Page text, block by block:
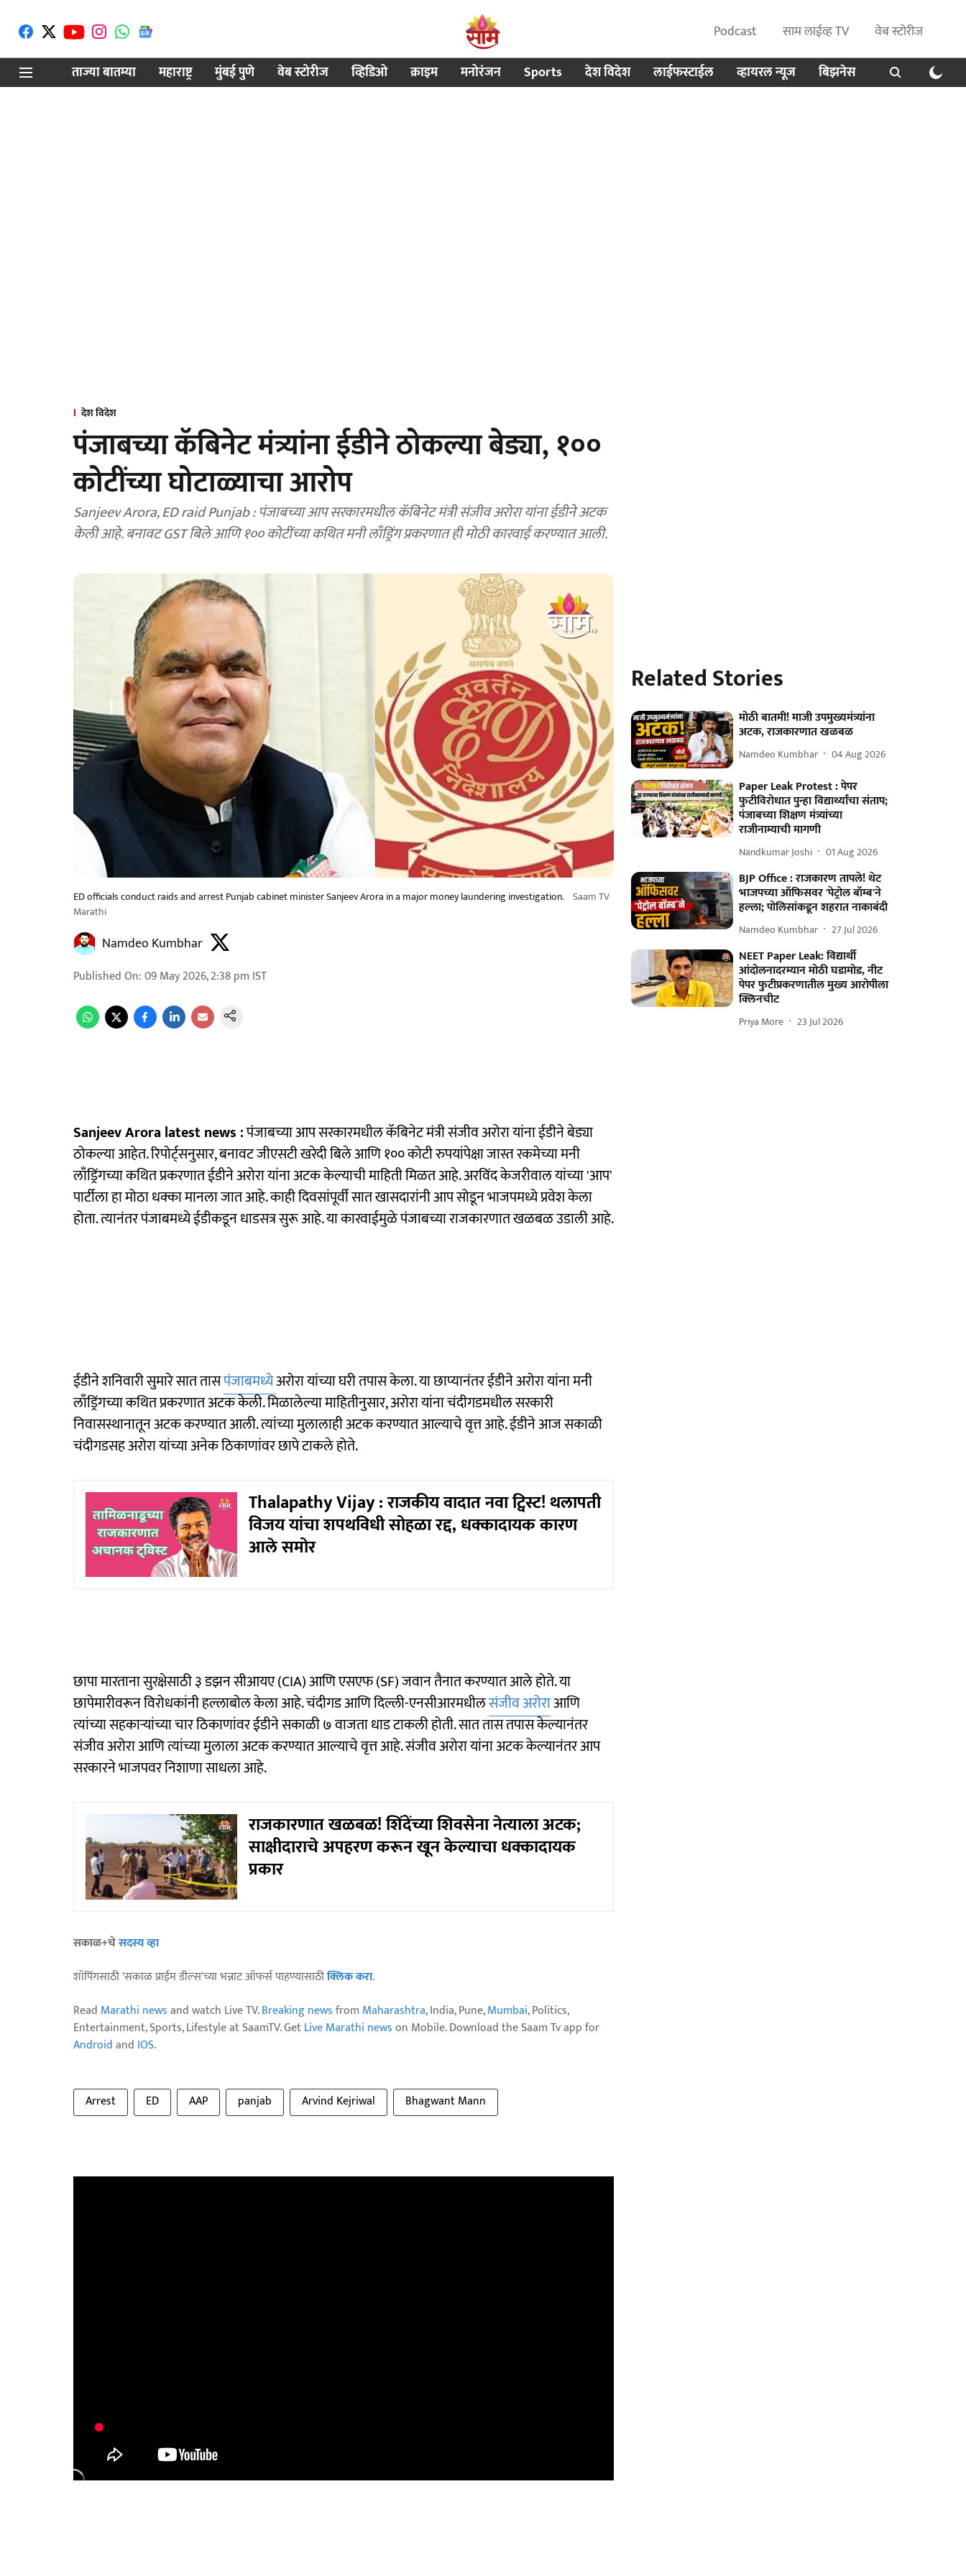
Podcast साम लाईव्ह TV
वेब स्टोरीज
ताज्या बातम्या
महाराष्ट्र मुंबई पुणे वेब स्टोरीज व्हिडिओ क्राइम मनोरंजन Sports देश विदेश लाईफस्टाईल व्हायरल न्यूज बिझनेस
देश विदेश
पंजाबच्या कॅबिनेट मंत्र्यांना ईडीने ठोकल्या बेड्या, १००
कोटींच्या घोटाळ्याचा आरोप
Sanjeev Arora, ED raid Punjab : पंजाबच्या आप सरकारमधील कॅबिनेट मंत्री संजीव अरोरा यांना ईडीने अटक
केली आहे. बनावट GST बिले आणि १०० कोटींच्या कथित मनी लाँड्रिंग प्रकरणात ही मोठी कारवाई करण्यात आली.
ED officials conduct raids and arrest Punjab cabinet minister Sanjeev Arora in a major money laundering investigation. Saam TV
Marathi
Namdeo Kumbhar
Published On:09 May 2026, 2:38 pm IST
Sanjeev Arora latest news :पंजाबच्या आप सरकारमधील कॅबिनेट मंत्री संजीव अरोरा यांना ईडीने बेड्या
ठोकल्या आहेत. रिपोर्ट्सनुसार, बनावट जीएसटी खरेदी बिले आणि १०० कोटी रुपयांपेक्षा जास्त रकमेच्या मनी
लाँड्रिंगच्या कथित प्रकरणात ईडीने अरोरा यांना अटक केल्याची माहिती मिळत आहे. अरविंद केजरीवाल यांच्या 'आप'
पार्टीला हा मोठा धक्का मानला जात आहे. काही दिवसांपूर्वी सात खासदारांनी आप सोडून भाजपमध्ये प्रवेश केला
होता. त्यानंतर पंजाबमध्ये ईडीकडून धाडसत्र सुरू आहे. या कारवाईमुळे पंजाबच्या राजकारणात खळबळ उडाली आहे.
ईडीने शनिवारी सुमारे सात तासपंजाबमध्येअरोरा यांच्या घरी तपास केला. या छाप्यानंतर ईडीने अरोरा यांना मनी
लाँड्रिंगच्या कथित प्रकरणात अटक केली. मिळालेल्या माहितीनुसार, अरोरा यांना चंदीगडमधील सरकारी
निवासस्थानातून अटक करण्यात आली. त्यांच्या मुलालाही अटक करण्यात आल्याचे वृत्त आहे. ईडीने आज सकाळी
चंदीगडसह अरोरा यांच्या अनेक ठिकाणांवर छापे टाकले होते.
Thalapathy Vijay : राजकीय वादात नवा ट्विस्ट! थलापती
विजय यांचा शपथविधी सोहळा रद्द, धक्कादायक कारण
आले समोर
छापा मारताना सुरक्षेसाठी ३ डझन सीआयए (CIA) आणि एसएफ (SF) जवान तैनात करण्यात आले होते. या
छापेमारीवरून विरोधकांनी हल्लाबोल केला आहे. चंदीगड आणि दिल्ली-एनसीआरमधीलसंजीव अरोराआणि
त्यांच्या सहकाऱ्यांच्या चार ठिकाणांवर ईडीने सकाळी ७ वाजता धाड टाकली होती. सात तास तपास केल्यानंतर
संजीव अरोरा आणि त्यांच्या मुलाला अटक करण्यात आल्याचे वृत्त आहे. संजीव अरोरा यांना अटक केल्यानंतर आप
सरकारने भाजपवर निशाणा साधला आहे.
राजकारणात खळबळ! शिंदेंच्या शिवसेना नेत्याला अटक;
साक्षीदाराचे अपहरण करून खून केल्याचा धक्कादायक
प्रकार
सकाळ+चेसदस्य व्हा
शॉपिंगसाठी 'सकाळ प्राईम डील्स'च्या भन्नाट ऑफर्स पाहण्यासाठीक्लिक करा.
Read Marathi newsand watch Live TV.Breaking newsfrom Maharashtra, India, Pune,Mumbai, Politics,
Entertainment, Sports, Lifestyle at SaamTV. GetLive Marathi newson Mobile. Download the Saam Tv app for
Androidand IOS.
Arrest ED AAP panjab Arvind Kejriwal Bhagwant Mann
Related Stories
मोठी बातमी! माजी उपमुख्यमंत्र्यांना
अटक, राजकारणात खळबळ
Namdeo Kumbhar 04 Aug 2026
Paper Leak Protest : पेपर
फुटीविरोधात पुन्हा विद्यार्थ्यांचा संताप;
पंजाबच्या शिक्षण मंत्र्यांच्या
राजीनाम्याची मागणी
Nandkumar Joshi 01 Aug 2026
BJP Office : राजकारण तापले! थेट
भाजपच्या ऑफिसवर 'पेट्रोल बॉम्ब'ने
हल्ला; पोलिसांकडून शहरात नाकाबंदी
Namdeo Kumbhar 27 Jul 2026
NEET Paper Leak: विद्यार्थी
आंदोलनादरम्यान मोठी घडामोड, नीट
पेपर फुटीप्रकरणातील मुख्य आरोपीला
क्लिनचीट
Priya More 23 Jul 2026